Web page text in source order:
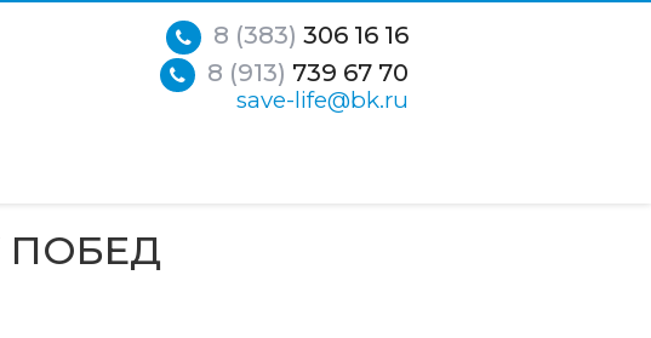
8 (383) 306 16 16
8 (913) 739 67 70
save-life@bk.ru
ПОБЕД